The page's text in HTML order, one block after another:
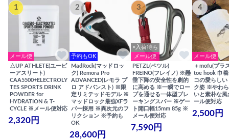
1
メール便
△UP ATHLETE(ユーピ
ーアスリート)
CAA5500+ELECTROLY
TES SPORTS DRINK
POWDER for
HYDRATION & T-
CYCLE ※メール便対応
2,320円
2
予約もOK
MadRock(マッドロッ
ク) Remora Pro
ADVANCED(レモラ プ
ロ アドバンスト) ※限
定リミテッドモデル ※
マッドロック最強XFラ
バー採用 ※異次元のフ
リクション ※予約も
OK
28,600円
3
×入荷待ち
メール便
PETZL(ペツル)
FREINO(フレイノ) ※懸
垂下降の安全性を劇的
に高める ※一瞬でロー
プを通せる一体型ブレ
ーキングスパー ※ゲー
ト開口幅15mm 85g ※
メール便対応
7,590円
4
メール便
＋mofu(プラ
toe hook 巾
コの愛らしい
ク姿 ※やわ
いと素朴な
ール便対応
2,500円